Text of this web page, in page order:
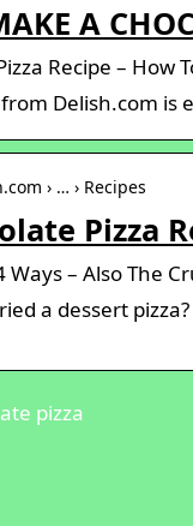
A
Recipe – How
Delish.com
› … › Recipes
Pizza
Ways – Also The
a dessert
pizza